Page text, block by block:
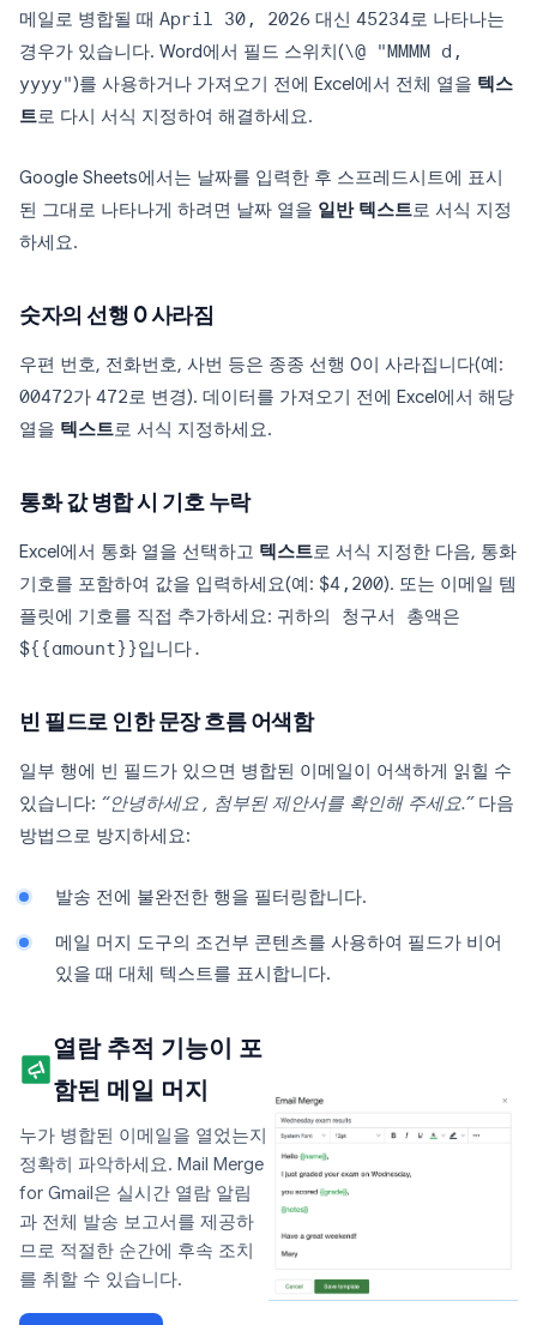
메일로 병합될 때 April 30, 2026 대신 45234로 나타나는
경우가 있습니다. Word에서 필드 스위치(\@ "MMMM d,
yyyy")를 사용하거나 가져오기 전에 Excel에서 전체 열을 텍스
트로 다시 서식 지정하여 해결하세요.
Google Sheets에서는 날짜를 입력한 후 스프레드시트에 표시
된 그대로 나타나게 하려면 날짜 열을 일반 텍스트로 서식 지정
하세요.
숫자의 선행 0 사라짐
우편 번호, 전화번호, 사번 등은 종종 선행 0이 사라집니다(예:
00472가 472로 변경). 데이터를 가져오기 전에 Excel에서 해당
열을 텍스트로 서식 지정하세요.
통화 값 병합 시 기호 누락
Excel에서 통화 열을 선택하고 텍스트로 서식 지정한 다음, 통화
기호를 포함하여 값을 입력하세요(예: $4,200). 또는 이메일 템
플릿에 기호를 직접 추가하세요: 귀하의 청구서 총액은
${{amount}}입니다.
빈 필드로 인한 문장 흐름 어색함
일부 행에 빈 필드가 있으면 병합된 이메일이 어색하게 읽힐 수
있습니다: “안녕하세요 , 첨부된 제안서를 확인해 주세요.”다음
방법으로 방지하세요:
발송 전에 불완전한 행을 필터링합니다.
메일 머지 도구의 조건부 콘텐츠를 사용하여 필드가 비어
있을 때 대체 텍스트를 표시합니다.
열람 추적 기능이 포
함된 메일 머지
누가 병합된 이메일을 열었는지
정확히 파악하세요. Mail Merge
for Gmail은 실시간 열람 알림
과 전체 발송 보고서를 제공하
므로 적절한 순간에 후속 조치
를 취할 수 있습니다.